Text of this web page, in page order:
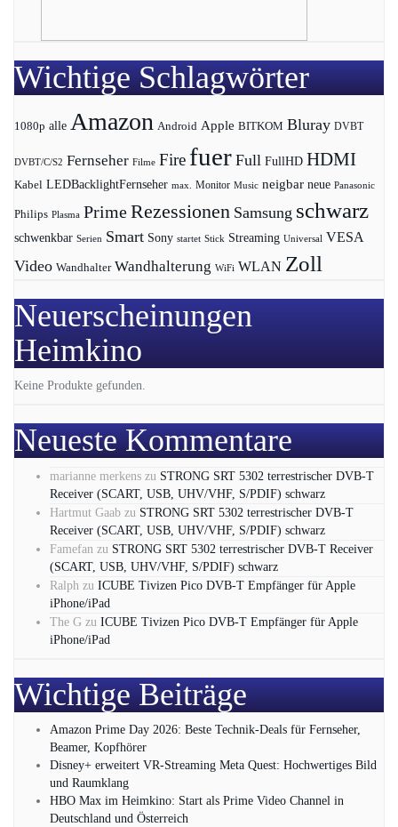
Wichtige Schlagwörter
1080p alle Amazon Android Apple BITKOM Bluray DVBT
DVBT/C/S2 Fernseher Filme Fire fuer Full FullHD HDMI
Kabel LEDBacklightFernseher max. Monitor Music neigbar neue Panasonic
Philips Plasma PrimeRezessionen Samsung schwarz
schwenkbar Serien Smart Sony startet Stick Streaming Universal VESA
Video Wandhalter Wandhalterung WiFi WLAN Zoll
Neuerscheinungen
Heimkino
Keine Produkte gefunden.
Neueste Kommentare
marianne merkens zu STRONG SRT 5302 terrestrischer DVB-T
Receiver (SCART, USB, UHV/VHF, S/PDIF) schwarz
Hartmut Gaab zu STRONG SRT 5302 terrestrischer DVB-T
Receiver (SCART, USB, UHV/VHF, S/PDIF) schwarz
Famefan zu STRONG SRT 5302 terrestrischer DVB-T Receiver
(SCART, USB, UHV/VHF, S/PDIF) schwarz
Ralph zu ICUBE Tivizen Pico DVB-T Empfänger für Apple
iPhone/iPad
The G zu ICUBE Tivizen Pico DVB-T Empfänger für Apple
iPhone/iPad
Wichtige Beiträge
Amazon Prime Day 2026: Beste Technik-Deals für Fernseher,
Beamer, Kopfhörer
Disney+ erweitert VR‑Streaming Meta Quest: Hochwertiges Bild
und Raumklang
HBO Max im Heimkino: Start als Prime Video Channel in
Deutschland und Österreich